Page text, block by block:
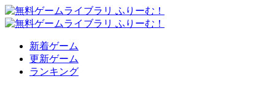
新着ゲーム
更新ゲーム
ランキング